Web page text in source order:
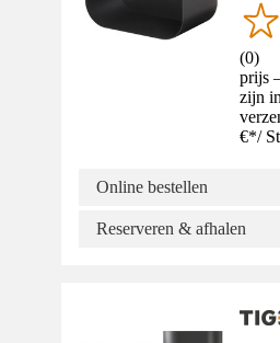
(0)
prijs
zijn
€*/
Online bestellen
Reserveren & afhalen